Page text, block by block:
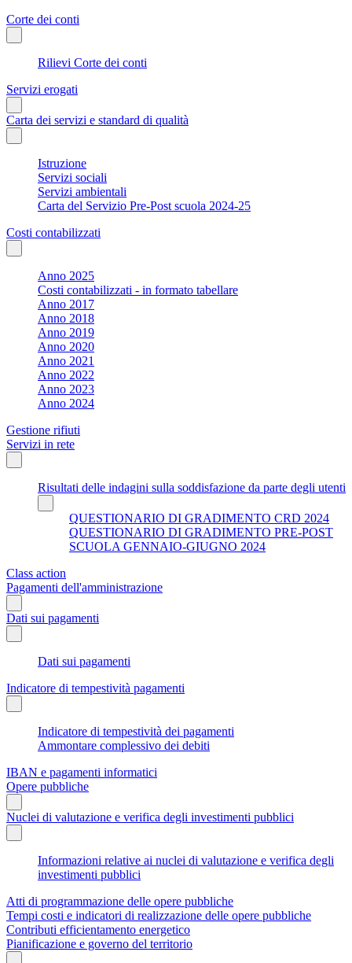
Corte dei conti
Rilievi Corte dei conti
Servizi erogati
Carta dei servizi e standard di qualità
Istruzione
Servizi sociali
Servizi ambientali
Carta del Servizio Pre-Post scuola 2024-25
Costi contabilizzati
Anno 2025
Costi contabilizzati - in formato tabellare
Anno 2017
Anno 2018
Anno 2019
Anno 2020
Anno 2021
Anno 2022
Anno 2023
Anno 2024
Gestione rifiuti
Servizi in rete
Risultati delle indagini sulla soddisfazione da parte degli utenti
QUESTIONARIO DI GRADIMENTO CRD 2024
QUESTIONARIO DI GRADIMENTO PRE-POST
SCUOLA GENNAIO-GIUGNO 2024
Class action
Pagamenti dell'amministrazione
Dati sui pagamenti
Dati sui pagamenti
Indicatore di tempestività pagamenti
Indicatore di tempestività dei pagamenti
Ammontare complessivo dei debiti
IBAN e pagamenti informatici
Opere pubbliche
Nuclei di valutazione e verifica degli investimenti pubblici
Informazioni relative ai nuclei di valutazione e verifica degli
investimenti pubblici
Atti di programmazione delle opere pubbliche
Tempi costi e indicatori di realizzazione delle opere pubbliche
Contributi efficientamento energetico
Pianificazione e governo del territorio